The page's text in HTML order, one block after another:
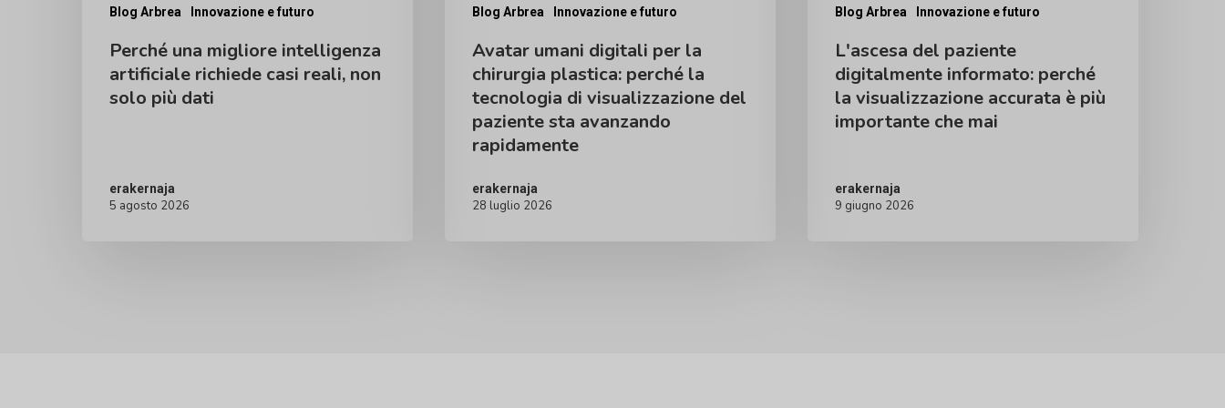
Blog Arbrea Innovazione e futuro
Perché una migliore intelligenza
artificiale richiede casi reali, non
solo più dati
erakernaja
5 agosto 2026
Blog Arbrea Innovazione e futuro
visualizzazione
paziente
avanzando
Avatar umani digitali per la
chirurgia plastica: perché la
tecnologia di visualizzazione del
paziente sta avanzando
rapidamente
erakernaja
28 luglio 2026
Blog Arbrea Innovazione e futuro
importante
L'ascesa del paziente
digitalmente informato: perché
la visualizzazione accurata è più
importante che mai
erakernaja
9 giugno 2026